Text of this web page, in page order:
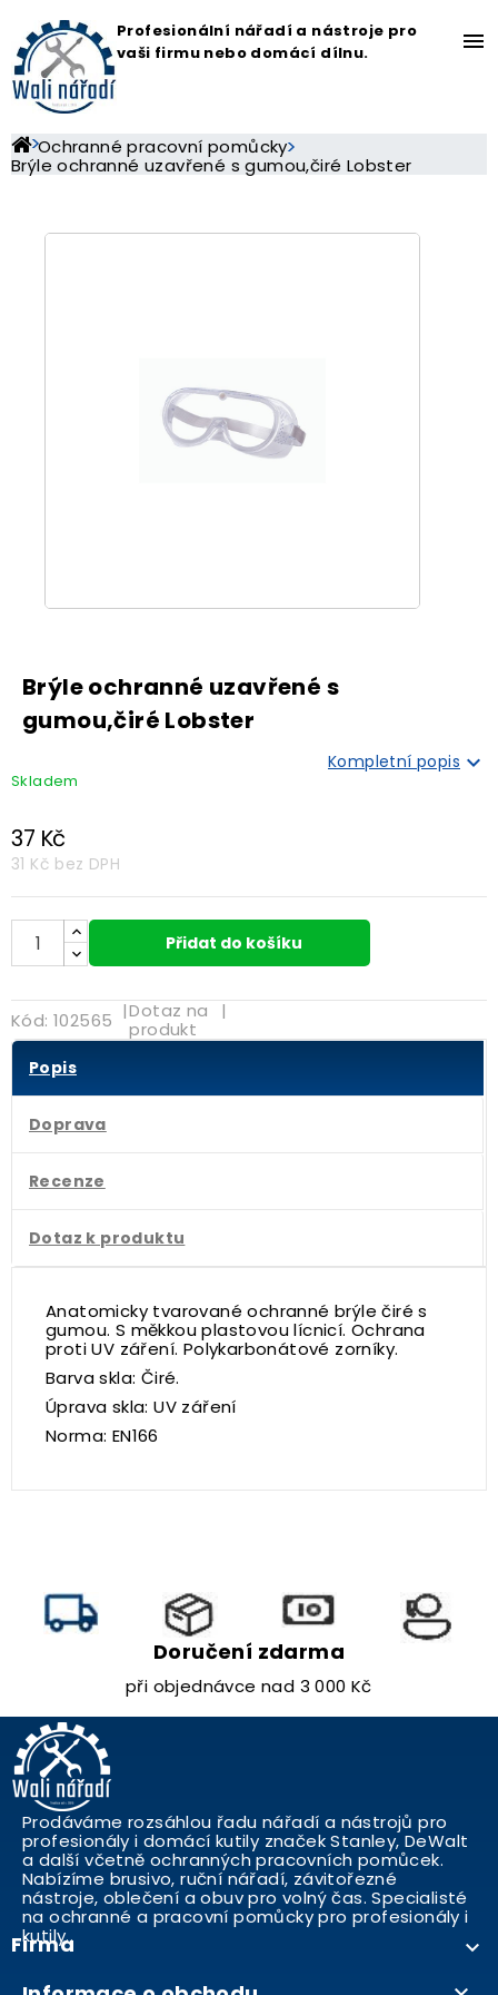
Profesionální nářadí a nástroje pro
vaši firmu nebo domácí dílnu.
Ochranné pracovní pomůcky
Brýle ochranné uzavřené s gumou,čiré Lobster
Brýle ochranné uzavřené s
gumou,čiré Lobster
Kompletní popis 
Skladem
37 Kč
31 Kč bez DPH
Přidat do košíku
Kód: 102565 |Dotaz na
produkt
|
Popis
Doprava
Recenze
Dotaz k produktu
Anatomicky tvarované ochranné brýle čiré s
gumou. S měkkou plastovou lícnicí. Ochrana
proti UV záření. Polykarbonátové zorníky.
Barva skla: Čiré.
Úprava skla:UV záření
Norma: EN166
menu
Doručení zdarma
při objednávce nad 3 000 Kč
Prodáváme rozsáhlou řadu nářadí a nástrojů pro
profesionály i domácí kutily značek Stanley, DeWalt
a další včetně ochranných pracovních pomůcek.
Nabízíme brusivo, ruční nářadí, závitořezné
nástroje, oblečení a obuv pro volný čas. Specialisté
na ochranné a pracovní pomůcky pro profesionály i
kutily..
Firma 